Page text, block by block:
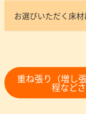
お選びいただく床
重ね張り（増し
程など